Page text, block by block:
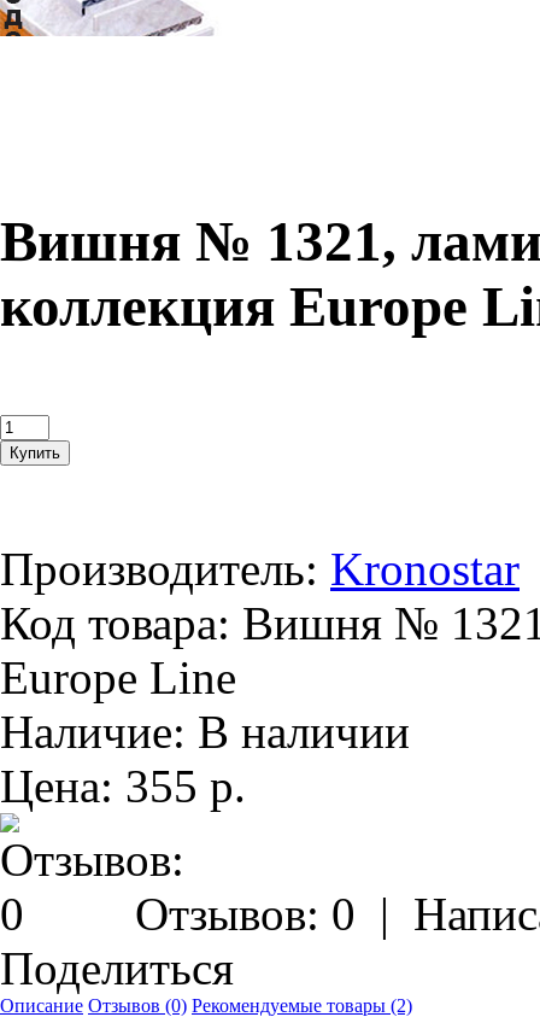
Вишня № 1321,
коллекция Europe
Производитель: Kronostar
Код товара: Вишня №
Europe Line
Наличие: В наличии
Цена: 355 р.
Отзывов: 0 |
Поделиться
Описание Отзывов (0) Рекомендуемые товары (2)